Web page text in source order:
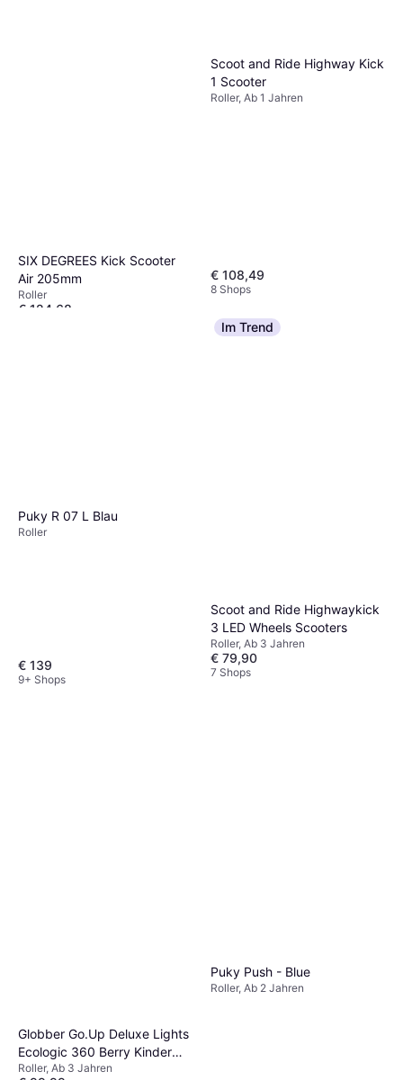
SIX DEGREES Kick Scooter
Air 205mm
Roller
€ 124,68
Scoot and Ride Highway Kick
1 Scooter
Roller, Ab 1 Jahren
€ 108,49
8 Shops
Puky R 07 L Blau
Roller
€ 139
9+ Shops
Im Trend
Scoot and Ride Highwaykick
3 LED Wheels Scooters
Roller, Ab 3 Jahren
€ 79,90
7 Shops
Globber Go.Up Deluxe Lights
Ecologic 360 Berry Kinder
Dreirad-Roller
Roller, Ab 3 Jahren
Puky Push - Blue
Roller, Ab 2 Jahren